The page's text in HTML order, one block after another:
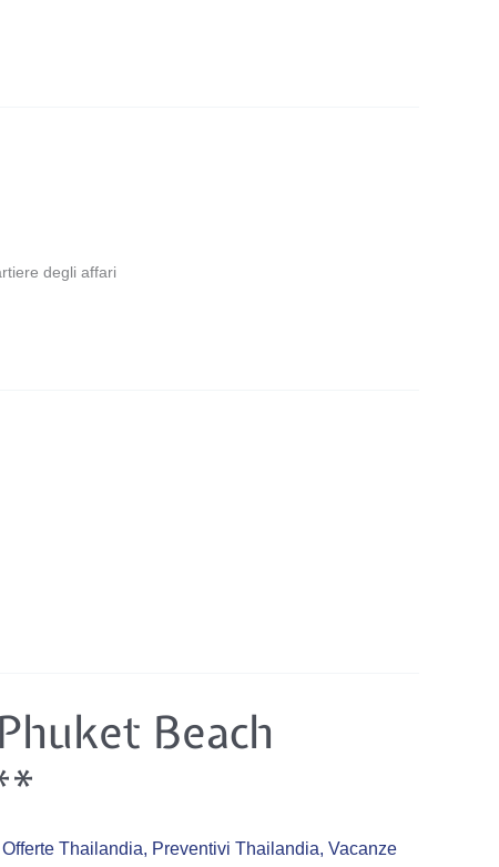
degli affari
Beach
Offerte Thailandia, Preventivi Thailandia, Vacanze